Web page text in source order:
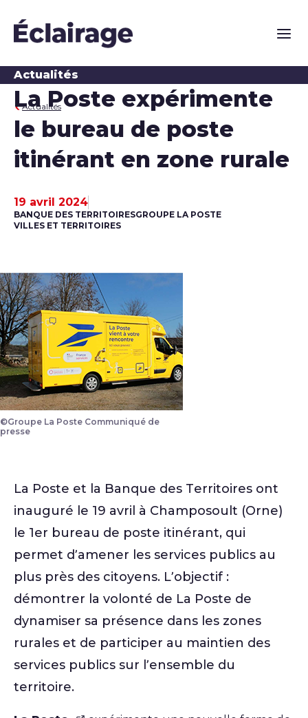
Actualités
Actualités
La Poste expérimente
le bureau de poste
itinérant en zone rurale
Date de publication
19 avril 2024
BANQUE DES TERRITOIRESGROUPE LA POSTE
VILLES ET TERRITOIRES
Bureau de Poste itinérant
©Groupe La Poste Communiqué de
presse
La Poste et la Banque des Territoires ont
inauguré le 19 avril à Champosoult (Orne)
le 1er bureau de poste itinérant, qui
permet d’amener les services publics au
plus près des citoyens. L’objectif :
démontrer la volonté de La Poste de
dynamiser sa présence dans les zones
rurales et de participer au maintien des
services publics sur l’ensemble du
territoire.